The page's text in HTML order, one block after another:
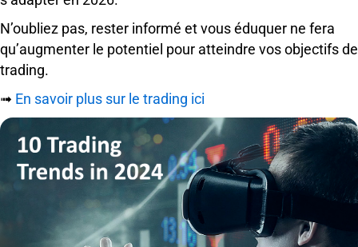
N’oubliez pas, rester informé et vous éduquer ne fera
qu’augmenter le potentiel pour atteindre vos objectifs de
trading.
➟ En savoir plus sur le trading ici